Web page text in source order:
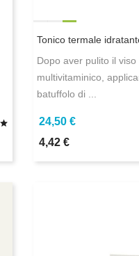
Tonico termale
Dopo aver pulito il
multivitaminico,
batuffolo di ...
24,50 €
4,42 €